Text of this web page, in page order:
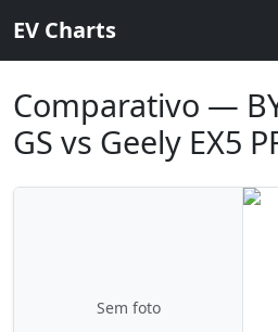
EV Charts
Comparativo —
GS vs Geely EX5
Sem foto